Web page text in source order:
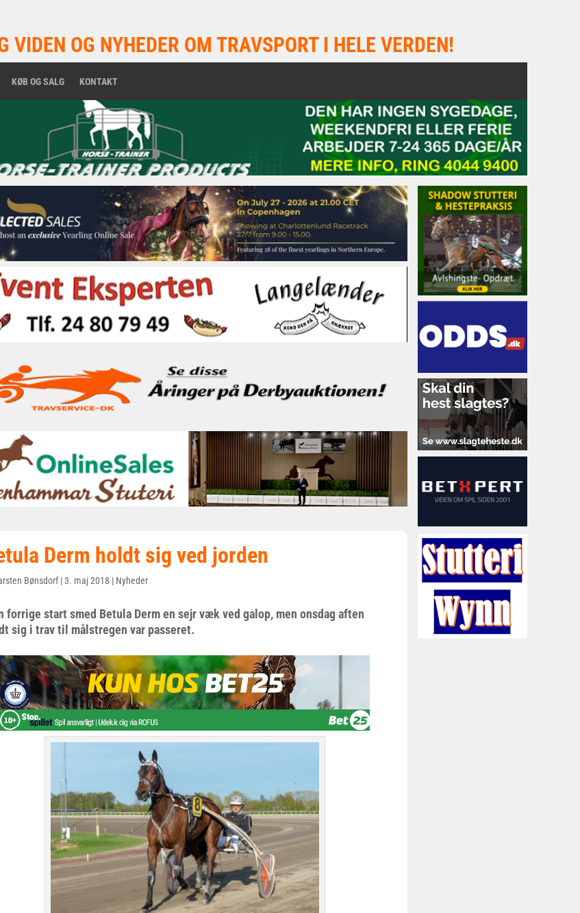
VIDEN OG NYHEDER OM TRAVSPORT I HELE VERDEN!
KØB OG SALG KONTAKT
Derm holdt sig ved jorden
Bønsdorf|3. maj 2018 | Nyheder
forrige start smed Betula Derm en sejr væk ved galop, men onsdag aften
sig i trav til målstregen var passeret.